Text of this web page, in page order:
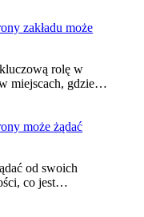
zakładu może
rolę w
miejscach, gdzie…
może żądać
od swoich
co jest…